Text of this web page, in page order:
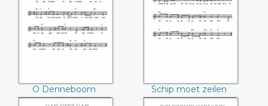
O Denneboom Schip moet zeilen